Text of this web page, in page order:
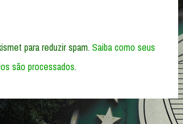
para reduzir spam.Saiba como seus
são processados.